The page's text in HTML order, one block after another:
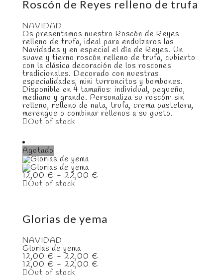
Roscón de Reyes relleno de trufa
NAVIDAD
Os presentamos nuestro Roscón de Reyes
relleno de trufa, ideal para endulzaros las
Navidades y en especial el día de Reyes. Un
suave y tierno roscón relleno de trufa, cubierto
con la clásica decoración de los roscones
tradicionales. Decorado con nuestras
especialidades, mini turroncitos y bombones.
Disponible en 4 tamaños: individual, pequeño,
mediano y grande. Personaliza su roscón: sin
relleno, relleno de nata, trufa, crema pastelera,
merengue o combinar rellenos a su gusto.
Out of stock
Agotado
12,00 € - 22,00 €
hasta
22,00 €
Out of stock
Glorias de yema
NAVIDAD
Glorias de yema
12,00 € - 22,00 €
12,00 € - 22,00 €
Out of stock